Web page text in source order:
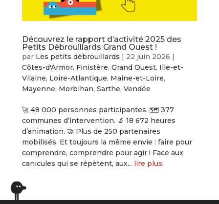
Découvrez le rapport d’activité 2025 des
Petits Débrouillards Grand Ouest !
par Les petits débrouillards | 22 juin 2026 |
Côtes-d'Armor, Finistère, Grand Ouest, Ille-et-
Vilaine, Loire-Atlantique, Maine-et-Loire,
Mayenne, Morbihan, Sarthe, Vendée
🚀 48 000 personnes participantes. 🗺️ 377
communes d’intervention. 🔬 18 672 heures
d’animation. 🤝 Plus de 250 partenaires
mobilisés. Et toujours la même envie : faire pour
comprendre, comprendre pour agir ! Face aux
canicules qui se répètent, aux... lire plus